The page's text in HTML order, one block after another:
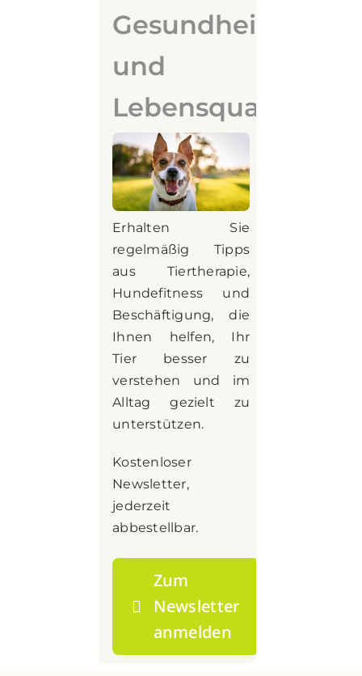
Gesundheit
und
Lebensqualität
Erhalten Sie
regelmäßig Tipps
aus Tiertherapie,
Hundefitness und
Beschäftigung, die
Ihnen helfen, Ihr
Tier besser zu
verstehen und im
Alltag gezielt zu
unterstützen.
Kostenloser
Newsletter,
jederzeit
abbestellbar.
Zum
Newsletter
anmelden